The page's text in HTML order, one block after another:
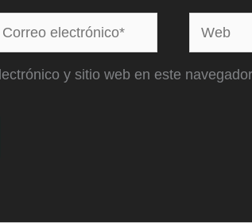
Web
y sitio web en este